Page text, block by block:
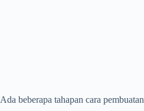
Ada beberapa tahapan cara